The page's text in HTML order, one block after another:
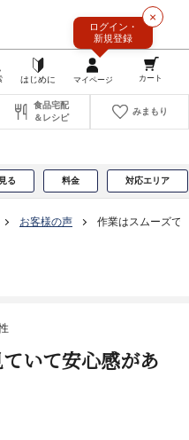
×
ログイン・
新規登録
食品宅配
＆レシピ
みまもり
る 料金 対応エリア
お客様の声 作業はスムーズで
いて安心感があ